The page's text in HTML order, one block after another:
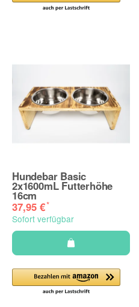
Hundebar Basic
2x1600mL Futterhöhe
16cm
37,95 €*
Sofort verfügbar